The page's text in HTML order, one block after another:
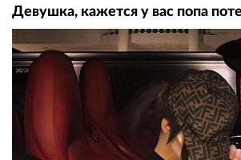
Девушка, кажется у вас попа